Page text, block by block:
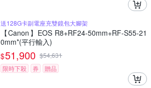
送128G卡副電座充雙鏡包大腳架
【Canon】EOS R8+RF24-50mm+RF-S55-21
0mm*(平行輸入)
$51,900 $54,631
限時下殺
券 贈品